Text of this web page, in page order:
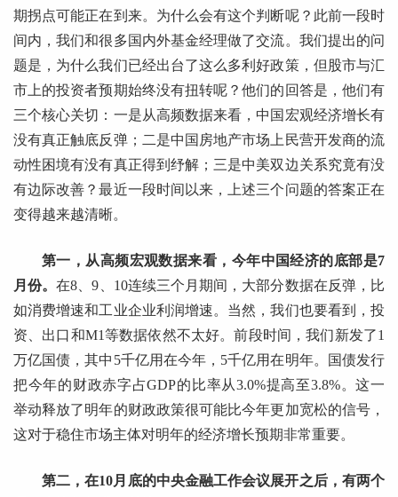
期拐点可能正在到来。为什么会有这个判断呢？此前一段时
间内，我们和很多国内外基金经理做了交流。我们提出的问
题是，为什么我们已经出台了这么多利好政策，但股市与汇
市上的投资者预期始终没有扭转呢？他们的回答是，他们有
三个核心关切：一是从高频数据来看，中国宏观经济增长有
没有真正触底反弹；二是中国房地产市场上民营开发商的流
动性困境有没有真正得到纾解；三是中美双边关系究竟有没
有边际改善？最近一段时间以来，上述三个问题的答案正在
变得越来越清晰。
第一，从高频宏观数据来看，今年中国经济的底部是7
月份。在8、9、10连续三个月期间，大部分数据在反弹，比
如消费增速和工业企业利润增速。当然，我们也要看到，投
资、出口和M1等数据依然不太好。前段时间，我们新发了1
万亿国债，其中5千亿用在今年，5千亿用在明年。国债发行
把今年的财政赤字占GDP的比率从3.0%提高至3.8%。这一
举动释放了明年的财政政策很可能比今年更加宽松的信号，
这对于稳住市场主体对明年的经济增长预期非常重要。
第二，在10月底的中央金融工作会议展开之后，有两个